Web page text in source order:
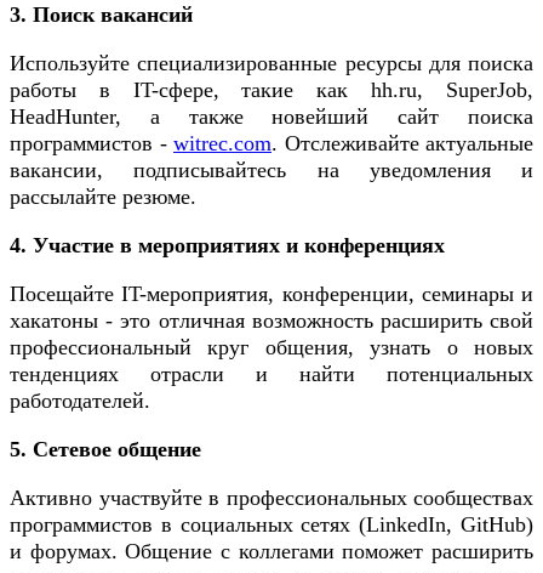
3. Поиск вакансий
Используйте специализированные ресурсы для поиска
работы в IT-сфере, такие как hh.ru, SuperJob,
HeadHunter, а также новейший сайт поиска
программистов - witrec.com. Отслеживайте актуальные
вакансии, подписывайтесь на уведомления и
рассылайте резюме.
4. Участие в мероприятиях и конференциях
Посещайте IT-мероприятия, конференции, семинары и
хакатоны - это отличная возможность расширить свой
профессиональный круг общения, узнать о новых
тенденциях отрасли и найти потенциальных
работодателей.
5. Сетевое общение
Активно участвуйте в профессиональных сообществах
программистов в социальных сетях (LinkedIn, GitHub)
и форумах. Общение с коллегами поможет расширить